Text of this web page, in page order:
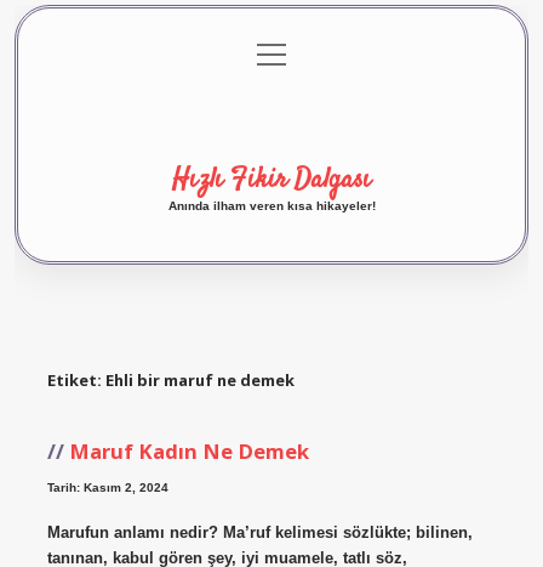
Gizlilik Politikası
menüyü
aç
Hızlı Fikir Dalgası
Anında ilham veren kısa hikayeler!
Etiket: Ehli bir maruf ne demek
Maruf Kadın Ne Demek
Tarih: Kasım 2, 2024
Marufun anlamı nedir? Ma’ruf kelimesi sözlükte; bilinen,
tanınan, kabul gören şey, iyi muamele, tatlı söz,